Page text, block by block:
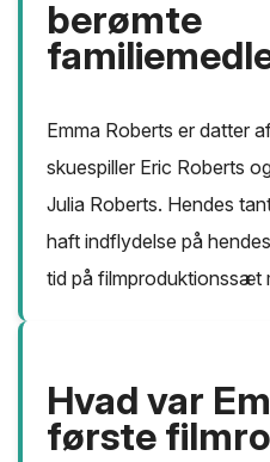
berømte
Emma Roberts er datter
skuespiller Eric Roberts
Julia Roberts. Hendes
haft indflydelse på
tid på filmproduktionssæt
Hvad var
første